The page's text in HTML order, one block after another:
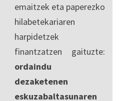
emaitzek eta paperezko
hilabetekariaren
harpidetzek
finantzatzen gaituzte:
ordaindu
dezaketenen
eskuzabaltasunaren